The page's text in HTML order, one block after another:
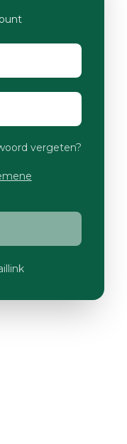
vergeten?